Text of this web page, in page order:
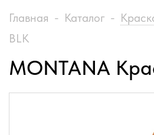
Главная - Каталог -
BLK
MONTANA